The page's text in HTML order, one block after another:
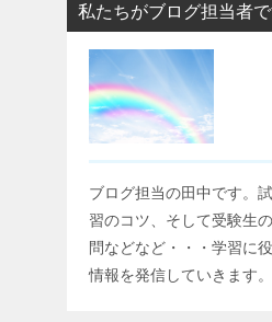
私たちがブログ担当者
ブログ担当の田中です。
習のコツ、そして受験生
問などなど・・・学習に
情報を発信していきます。